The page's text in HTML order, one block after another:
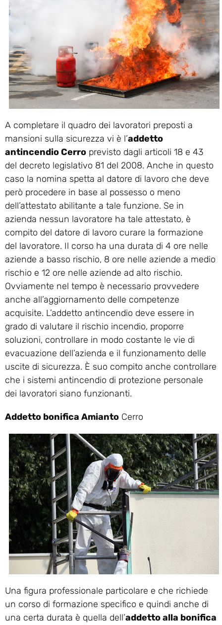
A completare il quadro dei lavoratori preposti a
mansioni sulla sicurezza vi è l’addetto
antincendio Cerro previsto dagli articoli 18 e 43
del decreto legislativo 81 del 2008. Anche in questo
caso la nomina spetta al datore di lavoro che deve
però procedere in base al possesso o meno
dell’attestato abilitante a tale funzione. Se in
azienda nessun lavoratore ha tale attestato, è
compito del datore di lavoro curare la formazione
del lavoratore. Il corso ha una durata di 4 ore nelle
aziende a basso rischio, 8 ore nelle aziende a medio
rischio e 12 ore nelle aziende ad alto rischio.
Ovviamente nel tempo è necessario provvedere
anche all’aggiornamento delle competenze
acquisite. L’addetto antincendio deve essere in
grado di valutare il rischio incendio, proporre
soluzioni, controllare in modo costante le vie di
evacuazione dell’azienda e il funzionamento delle
uscite di sicurezza. È suo compito anche controllare
che i sistemi antincendio di protezione personale
dei lavoratori siano funzionanti.
Addetto bonifica Amianto Cerro
Una figura professionale particolare e che richiede
un corso di formazione specifico e quindi anche di
una certa durata è quella dell’addetto alla bonifica